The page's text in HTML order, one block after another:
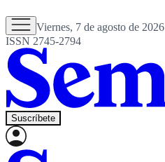
Viernes, 7 de agosto de 2026
ISSN 2745-2794
Suscríbete